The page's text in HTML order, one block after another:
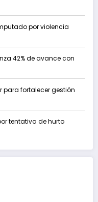
por violencia
42% de avance con
para fortalecer gestión
tentativa de hurto